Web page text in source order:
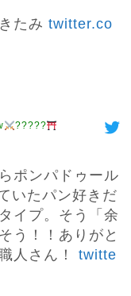
たみ twitter.co
?????
ポンパドゥール
いたパン好きだ
イプ。そう「余
う！！ありがと
人さん！ twitte